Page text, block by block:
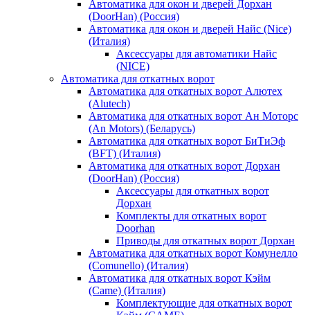
Автоматика для окон и дверей Дорхан
(DoorHan) (Россия)
Автоматика для окон и дверей Найс (Nice)
(Италия)
Аксессуары для автоматики Найс
(NICE)
Автоматика для откатных ворот
Автоматика для откатных ворот Алютех
(Alutech)
Автоматика для откатных ворот Ан Моторс
(An Motors) (Беларусь)
Автоматика для откатных ворот БиТиЭф
(BFT) (Италия)
Автоматика для откатных ворот Дорхан
(DoorHan) (Россия)
Аксессуары для откатных ворот
Дорхан
Комплекты для откатных ворот
Doorhan
Приводы для откатных ворот Дорхан
Автоматика для откатных ворот Комунелло
(Comunello) (Италия)
Автоматика для откатных ворот Кэйм
(Came) (Италия)
Комплектующие для откатных ворот